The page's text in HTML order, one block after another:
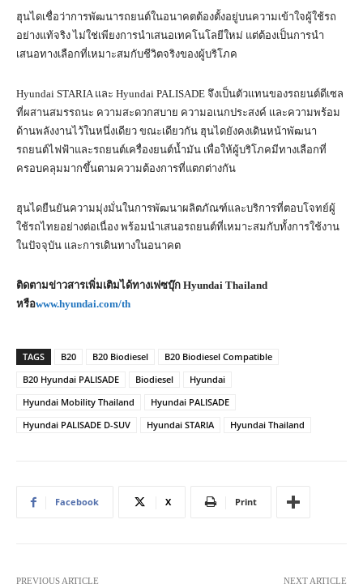
ฮุนไดเชื่อว่าการพัฒนารถยนต์ในอนาคตต้องตั้งอยู่บนความเข้าใจผู้ใช้รถ
อย่างแท้จริง ไม่ใช่เพียงการนำเสนอเทคโนโลยีใหม่ แต่ต้องเป็นการนำ
เสนอทางเลือกที่เหมาะสมกับชีวิตจริงของผู้บริโภค
Hyundai STARIA และ Hyundai PALISADE จึงเป็นตัวแทนของรถยนต์ดีเซล
ที่ผสานสมรรถนะ ความสะดวกสบาย ความอเนกประสงค์ และความพร้อม
ด้านพลังงานไว้ในหนึ่งเดียว ขณะเดียวกัน ฮุนไดยังคงเดินหน้าพัฒนา
รถยนต์ไฟฟ้าและรถยนต์เครื่องยนต์น้ำมัน เพื่อให้ผู้บริโภคมีทางเลือกที่
ครอบคลุมมากขึ้นตามความต้องการที่แตกต่างกัน
ฮุนไดยืนยันความมุ่งมั่นในการพัฒนาผลิตภัณฑ์และบริการที่ตอบโจทย์ผู้
ใช้รถไทยอย่างต่อเนื่อง พร้อมนำเสนอรถยนต์ที่เหมาะสมกับทั้งการใช้งาน
ในปัจจุบัน และการเดินทางในอนาคต
ติดตามข่าวสารเพิ่มเติมได้ทางเฟซบุ๊ก Hyundai Thailand
หรือwww.hyundai.com/th
TAGS B20 B20 Biodiesel
B20 Biodiesel Compatible
B20 Hyundai PALISADE
Biodiesel
Hyundai
Hyundai Mobility Thailand
Hyundai PALISADE
Hyundai PALISADE D-SUV
Hyundai STARIA Hyundai Thailand
Facebook X Print
PREVIOUS ARTICLE NEXT ARTICLE